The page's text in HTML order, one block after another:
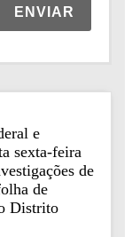
ENVIAR
e
sexta-feira
de
de
Distrito